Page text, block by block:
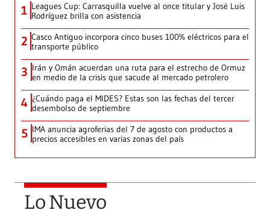
1 Leagues Cup: Carrasquilla vuelve al once titular y José Luis
Rodríguez brilla con asistencia
2 Casco Antiguo incorpora cinco buses 100% eléctricos para el
transporte público
3 Irán y Omán acuerdan una ruta para el estrecho de Ormuz
en medio de la crisis que sacude al mercado petrolero
4 ¿Cuándo paga el MIDES? Estas son las fechas del tercer
desembolso de septiembre
5 IMA anuncia agroferias del 7 de agosto con productos a
precios accesibles en varias zonas del país
Lo Nuevo